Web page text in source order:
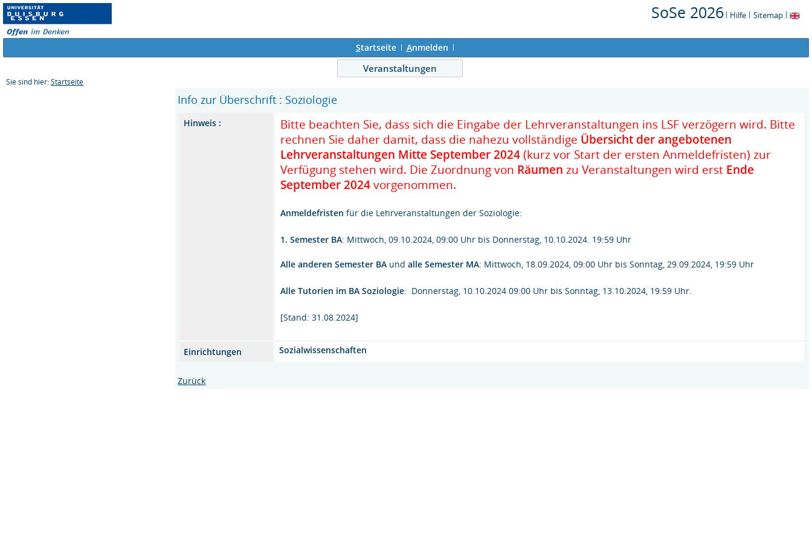
SoSe 2026 Hilfe Sitemap
Startseite Anmelden
Veranstaltungen
Sie sind hier: Startseite
Info zur Überschrift : Soziologie
Hinweis :
Bitte beachten Sie, dass sich die Eingabe der Lehrveranstaltungen ins LSF verzögern wird. Bitte
rechnen Sie daher damit, dass die nahezu vollständige Übersicht der angebotenen
Lehrveranstaltungen Mitte September 2024 (kurz vor Start der ersten Anmeldefristen) zur
Verfügung stehen wird. Die Zuordnung von Räumen zu Veranstaltungen wird erst Ende
September 2024 vorgenommen.
Anmeldefristen für die Lehrveranstaltungen der Soziologie:
1. Semester BA: Mittwoch, 09.10.2024, 09:00 Uhr bis Donnerstag, 10.10.2024. 19:59 Uhr
Alle anderen Semester BA undalle Semester MA: Mittwoch, 18.09.2024, 09:00 Uhr bis Sonntag, 29.09.2024, 19:59 Uhr
Alle Tutorien im BA Soziologie: Donnerstag, 10.10.2024 09:00 Uhr bis Sonntag, 13.10.2024, 19:59 Uhr.
[Stand: 31.08.2024]
Einrichtungen Sozialwissenschaften
Zurück